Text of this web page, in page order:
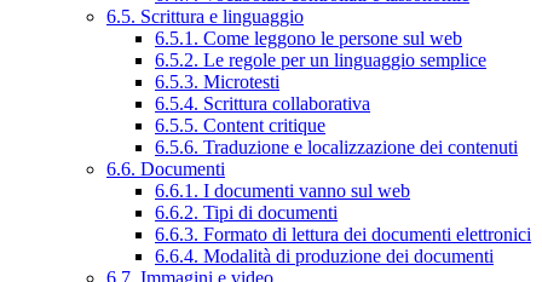
6.5. Scrittura e linguaggio
6.5.1. Come leggono le persone sul web
6.5.2. Le regole per un linguaggio semplice
6.5.3. Microtesti
6.5.4. Scrittura collaborativa
6.5.5. Content critique
6.5.6. Traduzione e localizzazione dei contenuti
6.6. Documenti
6.6.1. I documenti vanno sul web
6.6.2. Tipi di documenti
6.6.3. Formato di lettura dei documenti elettronici
6.6.4. Modalità di produzione dei documenti
6.7. Immagini e video